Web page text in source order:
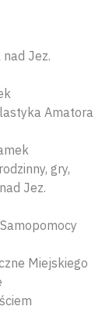
Jez.
Amatora
gry,
Jez.
Miejskiego